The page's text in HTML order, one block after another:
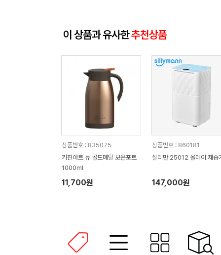
이 상품과 유사한추천상품
상품번호 : 835075
키친아트 뉴 골드메탈 보온포트
1000ml
11,700원
상품번호 : 860181
실리만 25012 올데이 제습
147,000원